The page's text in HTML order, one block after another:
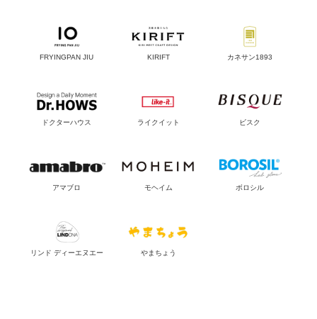
FRYINGPAN JIU KIRIFT カネサン1893
ドクターハウス ライクイット ビスク
アマブロ モヘイム ボロシル
リンド ディーエヌエー やまちょう